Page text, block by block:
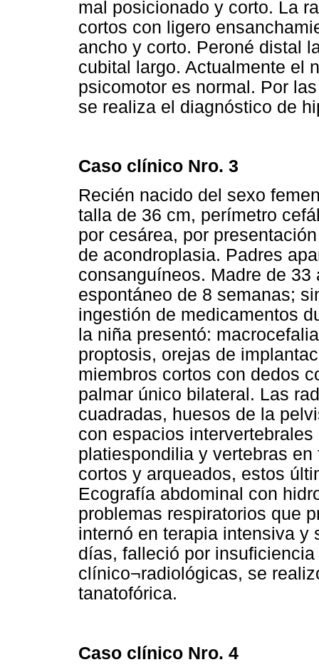
mal posicionado y corto. La
cortos con ligero
ancho y corto. Peroné distal
cubital largo. Actualmente el
psicomotor es normal. Por
se realiza el diagnóstico de
Caso clínico Nro. 3
Recién nacido del sexo
talla de 36 cm, perímetro
por cesárea, por
de acondroplasia. Padres
consanguíneos. Madre de
espontáneo de 8 semanas;
ingestión de medicamentos
la niña presentó:
proptosis, orejas de
miembros cortos con dedos
palmar único bilateral. Las
cuadradas, huesos de la
con espacios
platiespondilia y vertebras
cortos y arqueados, estos
Ecografía abdominal con
problemas respiratorios que
internó en terapia intensiva y
días, falleció por
clínico¬radiológicas, se
tanatofórica.
Caso clínico Nro. 4